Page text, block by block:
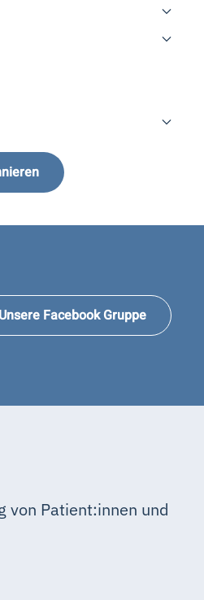
Unsere Facebook Gruppe
von Patient:innen und